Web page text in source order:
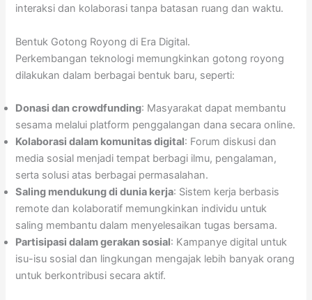
interaksi dan kolaborasi tanpa batasan ruang dan waktu.
Bentuk Gotong Royong di Era Digital.
Perkembangan teknologi memungkinkan gotong royong
dilakukan dalam berbagai bentuk baru, seperti:
Donasi dan crowdfunding: Masyarakat dapat membantu
sesama melalui platform penggalangan dana secara online.
Kolaborasi dalam komunitas digital: Forum diskusi dan
media sosial menjadi tempat berbagi ilmu, pengalaman,
serta solusi atas berbagai permasalahan.
Saling mendukung di dunia kerja: Sistem kerja berbasis
remote dan kolaboratif memungkinkan individu untuk
saling membantu dalam menyelesaikan tugas bersama.
Partisipasi dalam gerakan sosial: Kampanye digital untuk
isu-isu sosial dan lingkungan mengajak lebih banyak orang
untuk berkontribusi secara aktif.